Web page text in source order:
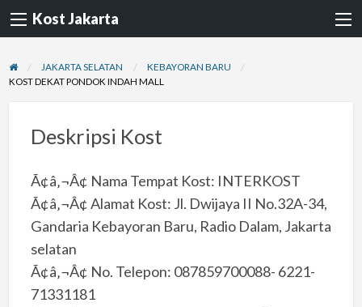
Kost Jakarta
JAKARTA SELATAN
KEBAYORAN BARU
KOST DEKAT PONDOK INDAH MALL
Deskripsi Kost
Ã¢â‚¬Â¢ Nama Tempat Kost: INTERKOST
Ã¢â‚¬Â¢ Alamat Kost: Jl. Dwijaya II No.32A-34,
Gandaria Kebayoran Baru, Radio Dalam, Jakarta
selatan
Ã¢â‚¬Â¢ No. Telepon: 087859700088- 6221-
71331181